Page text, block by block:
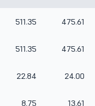
511.35 475.61
511.35 475.61
22.84 24.00
8.75 13.61